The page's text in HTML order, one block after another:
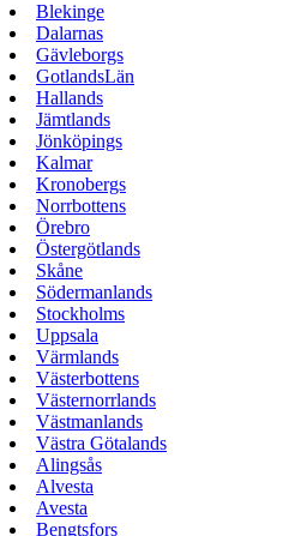
Blekinge
Dalarnas
Gävleborgs
GotlandsLän
Hallands
Jämtlands
Jönköpings
Kalmar
Kronobergs
Norrbottens
Örebro
Östergötlands
Skåne
Södermanlands
Stockholms
Uppsala
Värmlands
Västerbottens
Västernorrlands
Västmanlands
Västra Götalands
Alingsås
Alvesta
Avesta
Bengtsfors